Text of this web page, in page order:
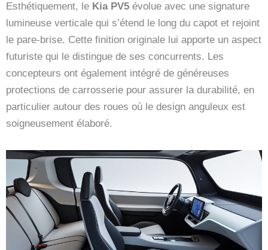
Esthétiquement, le Kia PV5 évolue avec une signature
lumineuse verticale qui s’étend le long du capot et rejoint
le pare-brise. Cette finition originale lui apporte un aspect
futuriste qui le distingue de ses concurrents. Les
concepteurs ont également intégré de généreuses
protections de carrosserie pour assurer la durabilité, en
particulier autour des roues où le design anguleux est
soigneusement élaboré.